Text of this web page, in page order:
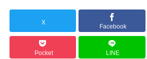
X
Facebook
Pocket LINE